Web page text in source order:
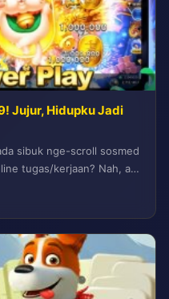
Jujur, Hidupku Jadi
sibuk nge-scroll sosmed
tugas/kerjaan? Nah, aku